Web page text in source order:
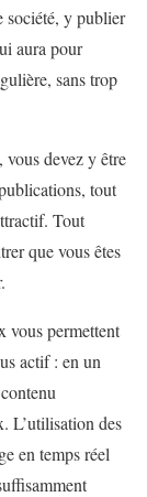
société, y publier
aura pour
sans trop
devez y être
tout
Tout
que vous êtes
vous permettent
actif : en un
L’utilisation des
en temps réel